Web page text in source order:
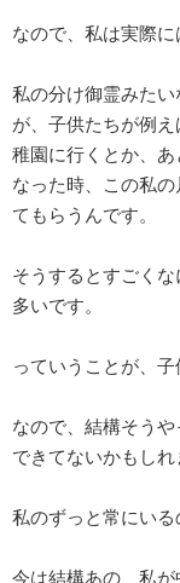
なので、私は実際に
私の分け御霊みた
が、子供たちが例
稚園に行くとか、
なった時、この私
てもらうんです。
そうするとすごく
多いです。
っていうことが、子
なので、結構そう
できてないかもしれ
私のずっと常にいる
今は結構あの、私